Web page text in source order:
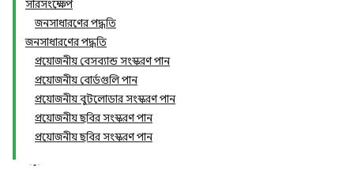
সারসংক্ষেপ
জনসাধারণের পদ্ধতি
জনসাধারণের পদ্ধতি
প্রয়োজনীয় বেসব্যান্ড সংস্করণ পান
প্রয়োজনীয় বোর্ডগুলি পান
প্রয়োজনীয় বুটলোডার সংস্করণ পান
প্রয়োজনীয় ছবির সংস্করণ পান
প্রয়োজনীয় ছবির সংস্করণ পান